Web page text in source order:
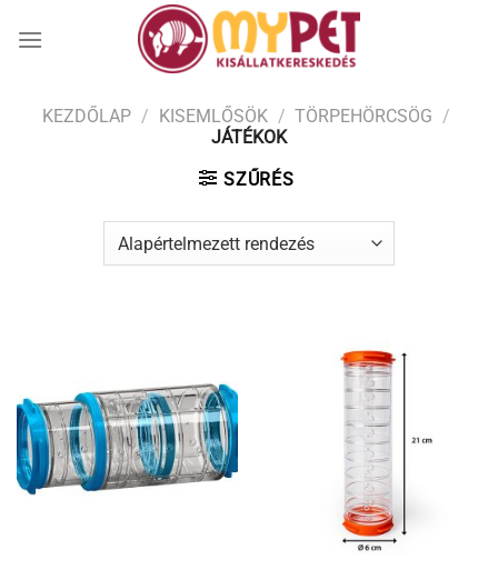
KEZDŐLAP / KISEMLŐSÖK / TÖRPEHÖRCSÖG /
JÁTÉKOK
SZŰRÉS